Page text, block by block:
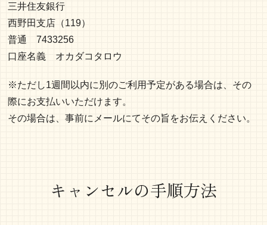
三井住友銀行
西野田支店（119）
普通 7433256
口座名義 オカダコタロウ
※ただし1週間以内に別のご利用予定がある場合は、その
際にお支払いいただけます。
その場合は、事前にメールにてその旨をお伝えください。
キャンセルの手順方法